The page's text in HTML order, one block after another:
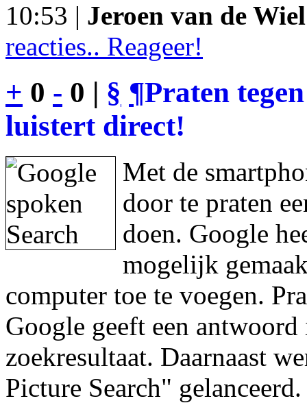
10:53 | Jeroen van de Wiel
reacties.. Reageer!
+ 0 - 0 | § ¶Praten
luistert direct!
Met de
door te praten
doen. Google
mogelijk
computer toe te voegen.
Google geeft een
zoekresultaat. Daarnaast
Picture Search" gelanceerd.